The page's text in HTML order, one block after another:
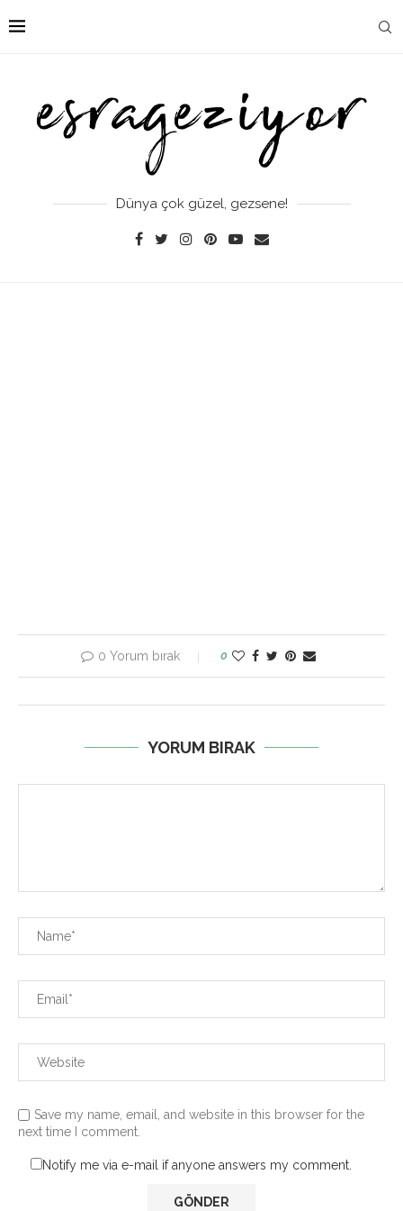
Dünya çok güzel, gezsene!
0 Yorum bırak 0
YORUM BIRAK
Save my name, email, and website in this browser for the
next time I comment.
Notify me via e-mail if anyone answers my comment.